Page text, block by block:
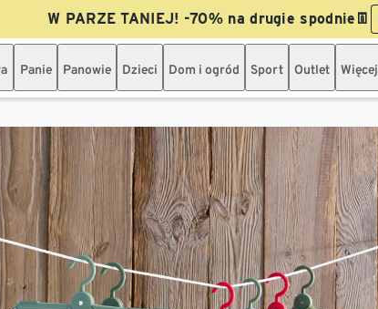
W PARZE TANIEJ! -70% na drugie spodnie👖
Panie Panowie Dzieci Dom i ogród Sport Outlet Więcej